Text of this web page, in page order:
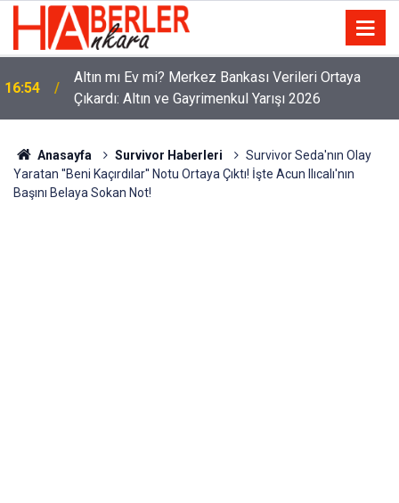
16:54
Altın mı Ev mi? Merkez Bankası Verileri Ortaya
Çıkardı: Altın ve Gayrimenkul Yarışı 2026
Anasayfa Survivor Haberleri
Survivor Seda'nın Olay
Yaratan ''Beni Kaçırdılar'' Notu Ortaya Çıktı! İşte Acun Ilıcalı'nın
Başını Belaya Sokan Not!